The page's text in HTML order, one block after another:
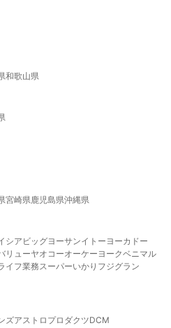
和歌山県
宮崎県鹿児島県沖縄県
シア ビッグヨーサンイトーヨーカドー
リューヤオコーオーケー ヨークベニマル
イフ業務スーパーいかり フジグラン
ズアストロプロダクツDCM